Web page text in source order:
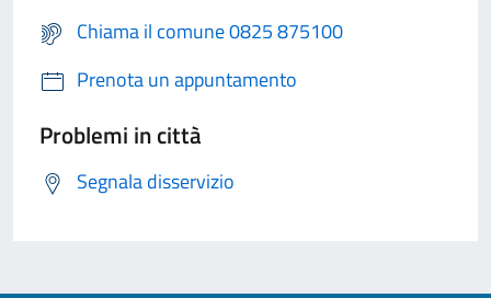
Chiama il comune 0825 875100
Prenota un appuntamento
Problemi in città
Segnala disservizio